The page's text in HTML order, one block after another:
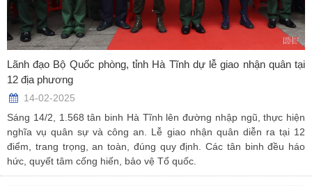
Lãnh đạo Bộ Quốc phòng, tỉnh Hà Tĩnh dự lễ giao nhận quân tại
12 địa phương
14-02-2025
Sáng 14/2, 1.568 tân binh Hà Tĩnh lên đường nhập ngũ, thực hiện
nghĩa vụ quân sự và công an. Lễ giao nhận quân diễn ra tại 12
điểm, trang trọng, an toàn, đúng quy định. Các tân binh đều háo
hức, quyết tâm cống hiến, bảo vệ Tổ quốc.